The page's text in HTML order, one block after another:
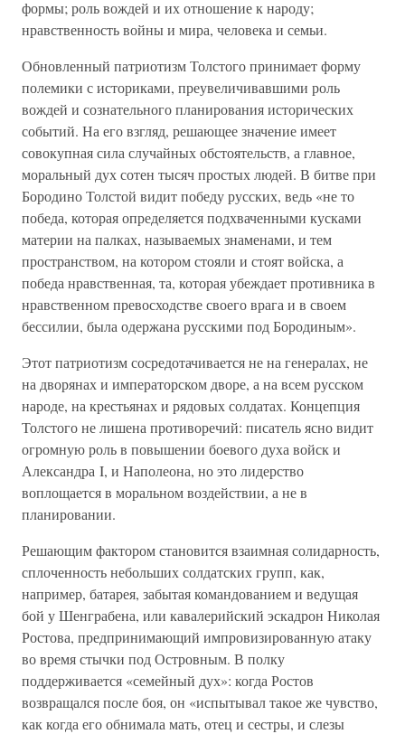
формы; роль вождей и их отношение к народу;
нравственность войны и мира, человека и семьи.
Обновленный патриотизм Толстого принимает форму
полемики с историками, преувеличивавшими роль
вождей и сознательного планирования исторических
событий. На его взгляд, решающее значение имеет
совокупная сила случайных обстоятельств, а главное,
моральный дух сотен тысяч простых людей. В битве при
Бородино Толстой видит победу русских, ведь «не то
победа, которая определяется подхваченными кусками
материи на палках, называемых знаменами, и тем
пространством, на котором стояли и стоят войска, а
победа нравственная, та, которая убеждает противника в
нравственном превосходстве своего врага и в своем
бессилии, была одержана русскими под Бородиным».
Этот патриотизм сосредотачивается не на генералах, не
на дворянах и императорском дворе, а на всем русском
народе, на крестьянах и рядовых солдатах. Концепция
Толстого не лишена противоречий: писатель ясно видит
огромную роль в повышении боевого духа войск и
Александра I, и Наполеона, но это лидерство
воплощается в моральном воздействии, а не в
планировании.
Решающим фактором становится взаимная солидарность,
сплоченность небольших солдатских групп, как,
например, батарея, забытая командованием и ведущая
бой у Шенграбена, или кавалерийский эскадрон Николая
Ростова, предпринимающий импровизированную атаку
во время стычки под Островным. В полку
поддерживается «семейный дух»: когда Ростов
возвращался после боя, он «испытывал такое же чувство,
как когда его обнимала мать, отец и сестры, и слезы